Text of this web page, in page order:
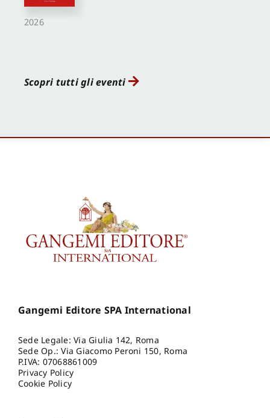
2026
Scopri tutti gli eventi
Gangemi Editore SPA International
Sede Legale: Via Giulia 142, Roma
Sede Op.: Via Giacomo Peroni 150, Roma
P.IVA: 07068861009
Privacy Policy
Cookie Policy